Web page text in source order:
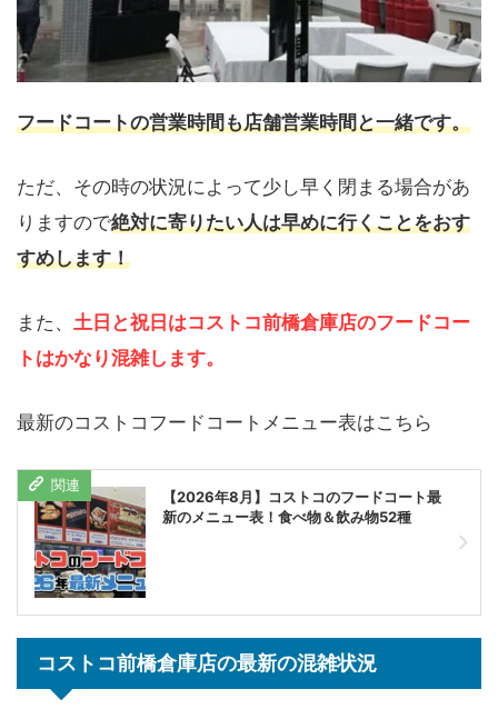
フードコートの営業時間も店舗営業時間と一緒です。
ただ、その時の状況によって少し早く閉まる場合があ
りますので絶対に寄りたい人は早めに行くことをおす
すめします！
また、 土日と祝日はコストコ前橋倉庫店のフードコー
トはかなり混雑します。
最新のコストコフードコートメニュー表はこちら
【2026年8月】コストコのフードコート最
新のメニュー表！食べ物＆飲み物52種
コストコ前橋倉庫店の最新の混雑状況